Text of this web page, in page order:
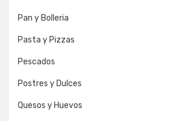
Pan y Bolleria
Pasta y Pizzas
Pescados
Postres y Dulces
Quesos y Huevos